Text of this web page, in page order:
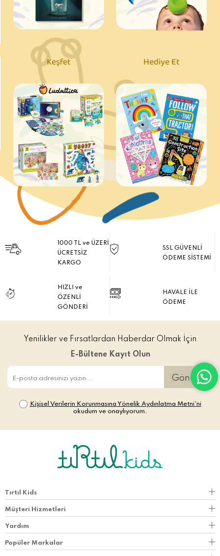
Keşfet Hediye Et
1000 TL ve ÜZERİ
ÜCRETSİZ
KARGO
SSL GÜVENLİ
ÖDEME SİSTEMİ
HIZLI ve
ÖZENLİ
GÖNDERİ
HAVALE İLE
ÖDEME
Yenilikler ve Fırsatlardan Haberdar Olmak İçin
E-Bültene Kayıt Olun
Gönder
Kişisel Verilerin Korunmasına Yönelik Aydınlatma Metni’ni
okudum ve onaylıyorum.
Tırtıl Kids
Müşteri Hizmetleri
Yardım
Popüler Markalar